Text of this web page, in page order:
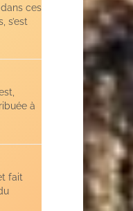
ces
s’est
à
fait